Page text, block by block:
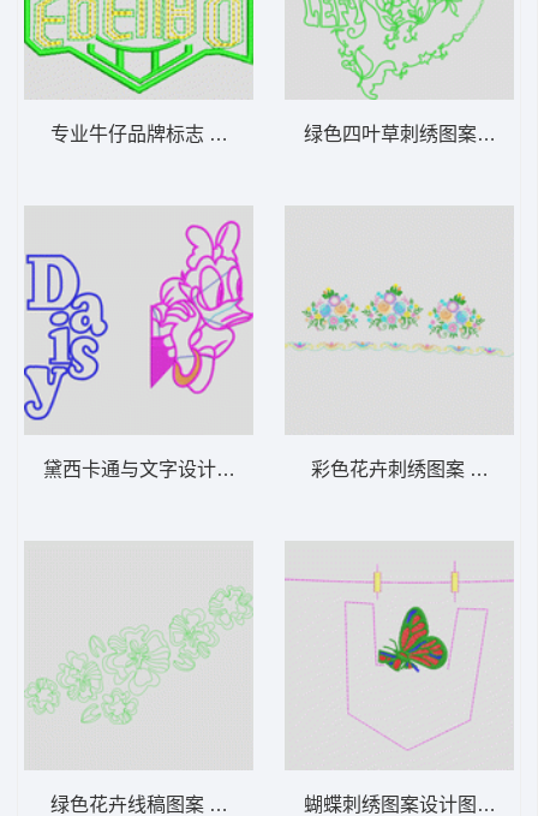
专业牛仔品牌标志 字母
黛西卡通与文字设计 唐老鸭
绿色花卉线稿图案 单针轮廓花朵
绿色四叶草刺绣图案 曲线
彩色花卉刺绣图案 经典传
蝴蝶刺绣图案设计图 蝴蝶